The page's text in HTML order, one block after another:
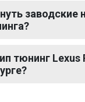
заводские
тюнинг Lexus